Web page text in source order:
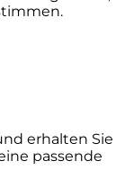
erhalten Sie
passende